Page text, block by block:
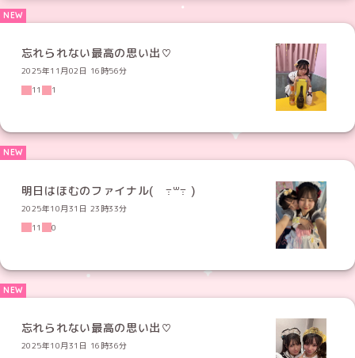
忘れられない最高の思い出♡
2025年11月02日 16時56分
11
1
明日はほむのファイナル( ߹꒳​߹ )
2025年10月31日 23時33分
11
0
忘れられない最高の思い出♡
2025年10月31日 16時36分